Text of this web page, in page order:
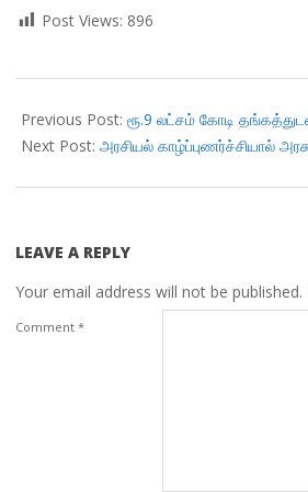
Post Views: 896
07-
19
Previous Post: ரூ.9 லட்சம் கோடி
Next Post: அரசியல் காழ்ப்புணர்ச்சியால்
LEAVE A REPLY
Your email address will not be published.
Comment *